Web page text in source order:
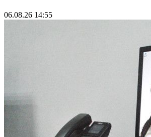
06.08.26 14:55